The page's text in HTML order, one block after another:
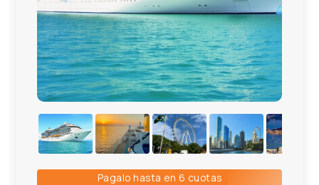
Pagalo hasta en 6 cuotas